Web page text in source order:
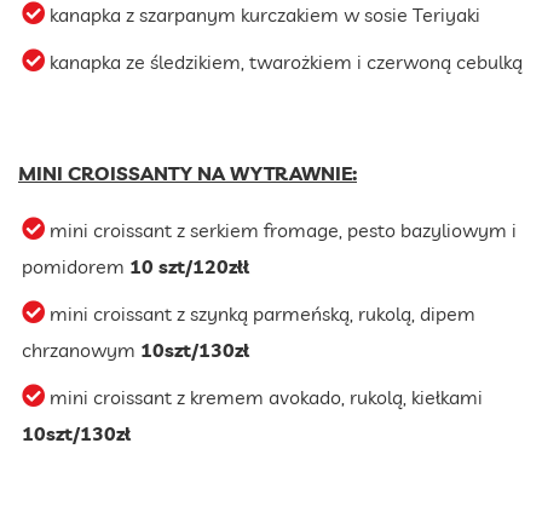
kanapka z szarpanym kurczakiem w sosie Teriyaki
kanapka ze śledzikiem, twarożkiem i czerwoną cebulką
MINI CROISSANTY NA WYTRAWNIE:
mini croissant z serkiem fromage, pesto bazyliowym i
pomidorem 10 szt/120złł
mini croissant z szynką parmeńską, rukolą, dipem
chrzanowym 10szt/130zł
mini croissant z kremem avokado, rukolą, kiełkami
10szt/130zł